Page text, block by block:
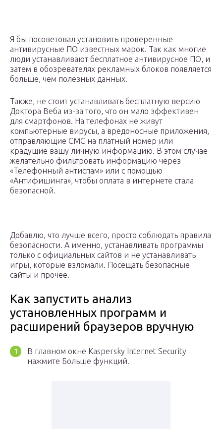
Я бы посоветовал установить проверенные
антивирусные ПО известных марок. Так как многие
люди устанавливают бесплатное антивирусное ПО, и
затем в обозревателях рекламных блоков появляется
больше, чем полезных данных.
Также, не стоит устанавливать бесплатную версию
Доктора Веба из-за того, что он мало эффективен
для смартфонов. На телефонах не живут
компьютерные вирусы, а вредоносные приложения,
отправляющие СМС на платный номер или
крадущие вашу личную информацию. В этом случае
желательно фильтровать информацию через
«Телефонный антиспам» или с помощью
«Антифишинга», чтобы оплата в интернете стала
безопасной.
Добавлю, что лучше всего, просто соблюдать правила
безопасности. А именно, устанавливать программы
только с официальных сайтов и не устанавливать
игры, которые взломали. Посещать безопасные
сайты и прочее.
Как запустить анализ
установленных программ и
расширений браузеров вручную
В главном окне Kaspersky Internet Security
нажмите Больше функций.